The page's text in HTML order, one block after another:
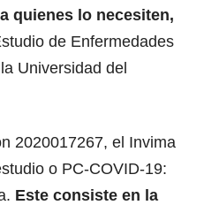
quienes lo necesiten,
de Enfermedades
Universidad del
2020017267, el Invima
o PC-COVID-19:
Este consiste en la